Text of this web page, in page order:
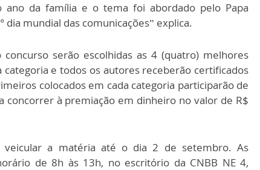
ano da família e o tema foi abordado pelo Papa
dia mundial das comunicações” explica.
serão escolhidas as 4 (quatro) melhores
e todos os autores receberão certificados
colocados em cada categoria participarão de
concorrer à premiação em dinheiro no valor de R$
veicular a matéria até o dia 2 de setembro. As
de 8h às 13h, no escritório da CNBB NE 4,